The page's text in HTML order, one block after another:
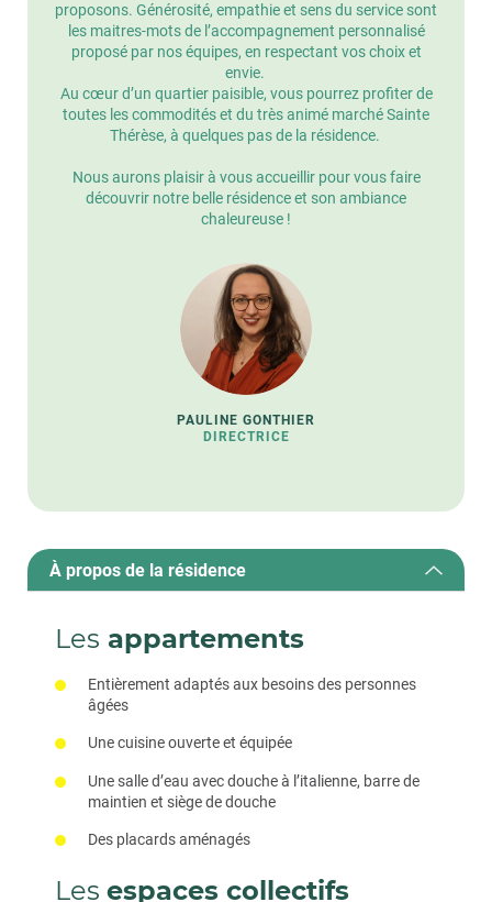
proposons. Générosité, empathie et sens du service sont
les maitres-mots de l’accompagnement personnalisé
proposé par nos équipes, en respectant vos choix et
envie.
Au cœur d’un quartier paisible, vous pourrez profiter de
toutes les commodités et du très animé marché Sainte
Thérèse, à quelques pas de la résidence.
Nous aurons plaisir à vous accueillir pour vous faire
découvrir notre belle résidence et son ambiance
chaleureuse !
PAULINE GONTHIER
DIRECTRICE
À propos de la résidence
Les appartements
Entièrement adaptés aux besoins des personnes
âgées
Une cuisine ouverte et équipée
Une salle d’eau avec douche à l’italienne, barre de
maintien et siège de douche
Des placards aménagés
Les espaces collectifs